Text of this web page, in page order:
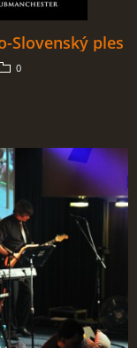
Slovenský ples
0